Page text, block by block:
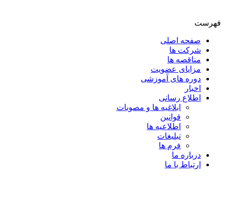
فهرست
صفحه اصلی
شرکت ها
مناقصه ها
مزایای عضویت
دوره های آموزشی
اخبار
اطلاع رسانی
ابلاغیه ها و مصوبات
قوانین
اطلاعیه ها
تبلیغات
فرم ها
درباره ما
ارتباط با ما